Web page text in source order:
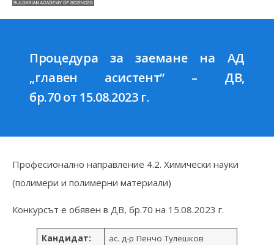
Процедура за заемане на АД
„главен асистент“ – ДВ,
бр.70 от 15.08.2023 г.
Професионално направление 4.2. Химически науки
(полимери и полимерни материали)
Конкурсът е обявен в ДВ, бр.70 на 15.08.2023 г.
Кандидат:
aс. д-р Пенчо Тулешков